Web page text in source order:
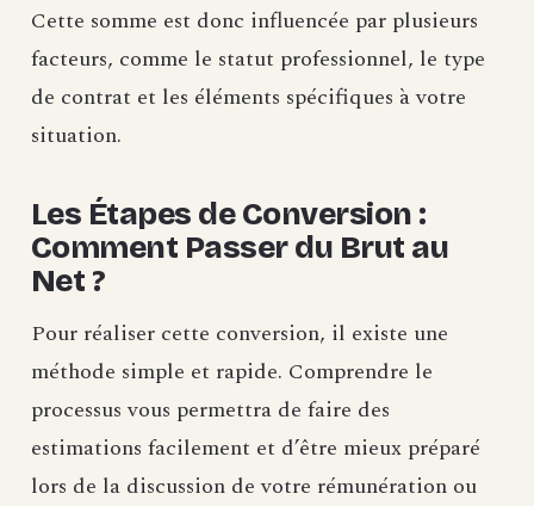
Cette somme est donc influencée par plusieurs
facteurs, comme le statut professionnel, le type
de contrat et les éléments spécifiques à votre
situation.
Les Étapes de Conversion :
Comment Passer du Brut au
Net ?
Pour réaliser cette conversion, il existe une
méthode simple et rapide. Comprendre le
processus vous permettra de faire des
estimations facilement et d’être mieux préparé
lors de la discussion de votre rémunération ou